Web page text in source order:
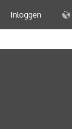
Inloggen